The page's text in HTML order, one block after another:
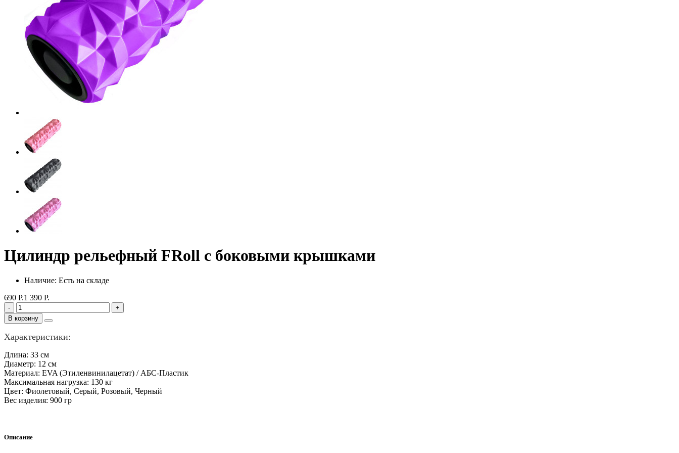
Цилиндр рельефный FRoll с боковыми крышками
Наличие: Есть на складе
690 Р.1 390 Р.
-
+
В корзину
Характеристики:
Длина: 33 см
Диаметр: 12 см
Материал: EVA (Этиленвинилацетат) / АБС-Пластик
Максимальная нагрузка: 130 кг
Цвет: Фиолетовый, Серый, Розовый, Черный
Вес изделия: 900 гр
Описание